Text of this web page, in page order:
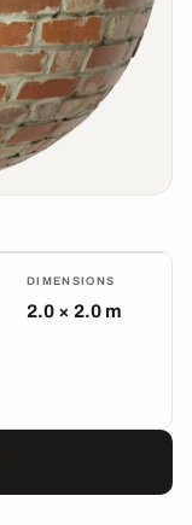
DIMENSIONS
2.0 × 2.0 m